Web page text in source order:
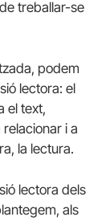
treballar-se
podem
lectora: el
el text,
i a
la lectura.
lectora dels
als